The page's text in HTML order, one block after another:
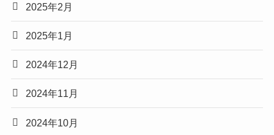
2025年2月
2025年1月
2024年12月
2024年11月
2024年10月